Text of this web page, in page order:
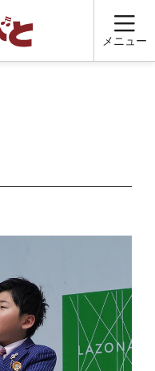
メニュー